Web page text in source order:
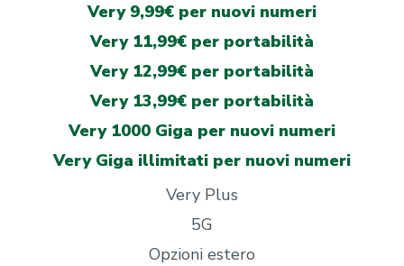
Very 9,99€ per nuovi numeri
Very 11,99€ per portabilità
Very 12,99€ per portabilità
Very 13,99€ per portabilità
Very 1000 Giga per nuovi numeri
Very Giga illimitati per nuovi numeri
Very Plus
5G
Opzioni estero